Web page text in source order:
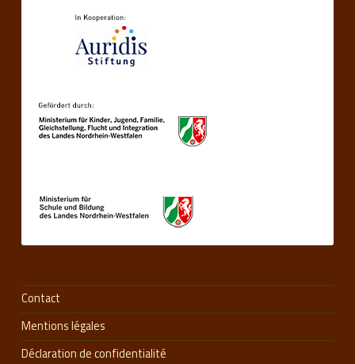
Contact
Mentions légales
Déclaration de confidentialité